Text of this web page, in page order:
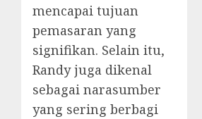
mencapai tujuan
pemasaran yang
signifikan. Selain itu,
Randy juga dikenal
sebagai narasumber
yang sering berbagi